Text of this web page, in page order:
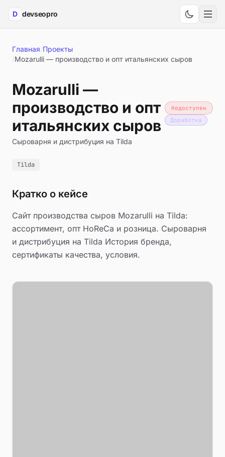
D devseopro
Главная Проекты
Mozarulli — производство и опт итальянских сыров
Mozarulli —
производство и опт
итальянских сыров
Сыроварня и дистрибуция на Tilda
Недоступен
Доработка
Tilda
Кратко о кейсе
Сайт производства сыров Mozarulli на Tilda:
ассортимент, опт HoReCa и розница. Сыроварня
и дистрибуция на Tilda История бренда,
сертификаты качества, условия.